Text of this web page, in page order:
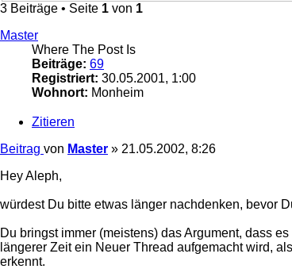
3 Beiträge • Seite 1 von 1
Master
Where The Post Is
Beiträge: 69
Registriert: 30.05.2001, 1:00
Wohnort: Monheim
Zitieren
Beitrag von Master » 21.05.2002, 8:26
Hey Aleph,
würdest Du bitte etwas länger nachdenken, bevor
Du bringst immer (meistens) das Argument, dass
längerer Zeit ein Neuer Thread aufgemacht wird,
erkennt.